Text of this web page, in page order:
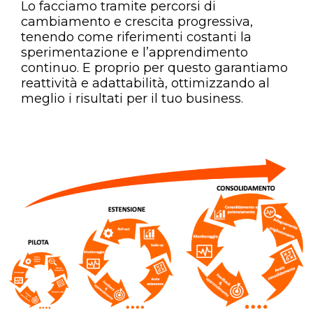
Lo facciamo tramite percorsi di
cambiamento e crescita progressiva,
tenendo come riferimenti costanti la
sperimentazione e l’apprendimento
continuo. E proprio per questo garantiamo
reattività e adattabilità, ottimizzando al
meglio i risultati per il tuo business.